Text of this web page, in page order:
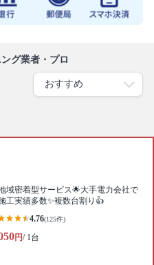
グ業者・プロ
域密着型サービス🌟大手電力会社で
工実績多数✨複数台割り👍
4.76(125件)
円/ 1台